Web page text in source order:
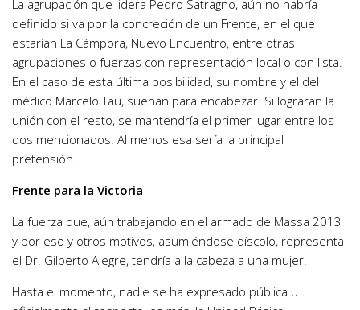
La agrupación que lidera Pedro Satragno, aún no habría
definido si va por la concreción de un Frente, en el que
estarían La Cámpora, Nuevo Encuentro, entre otras
agrupaciones o fuerzas con representación local o con lista.
En el caso de esta última posibilidad, su nombre y el del
médico Marcelo Tau, suenan para encabezar. Si lograran la
unión con el resto, se mantendría el primer lugar entre los
dos mencionados. Al menos esa sería la principal
pretensión.
Frente para la Victoria
La fuerza que, aún trabajando en el armado de Massa 2013
y por eso y otros motivos, asumiéndose díscolo, representa
el Dr. Gilberto Alegre, tendría a la cabeza a una mujer.
Hasta el momento, nadie se ha expresado pública u